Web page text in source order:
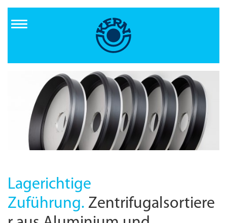
Inhalt
Lagerichtige
Zuführung. Zentrifugalsortiere